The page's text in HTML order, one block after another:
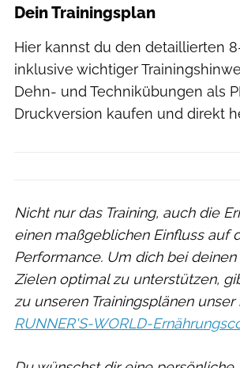
Dein Trainingsplan
Hier kannst du den detaillierten
inklusive wichtiger
Dehn- und Technikübungen als
Druckversion kaufen und direkt
Nicht nur das Training, auch die
einen maßgeblichen Einfluss auf
Performance. Um dich bei
Zielen optimal zu unterstützen,
zu unseren Trainingsplänen
RUNNER'S-WORLD-